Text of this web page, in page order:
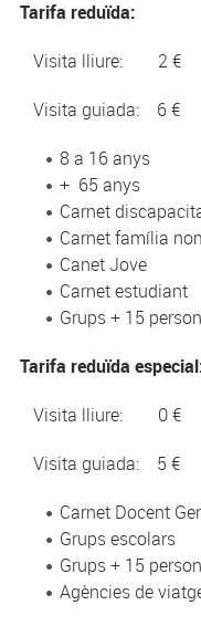
Tarifa reduïda:
Visita lliure: 2 €
Visita guiada: 6 €
8 a 16 anys
+ 65 anys
Carnet
Carnet família
Canet Jove
Carnet estudiant
Grups + 15
Tarifa reduïda
Visita lliure: 0 €
Visita guiada: 5 €
Carnet Docent
Grups escolars
Grups + 15
Agències de